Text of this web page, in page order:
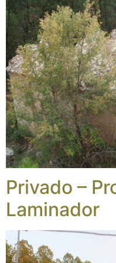
Privado –
Laminador